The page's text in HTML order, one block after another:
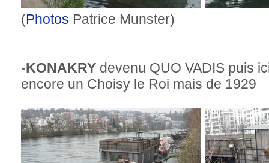
(Photos Patrice Munster)
-KONAKRY devenu QUO VADIS puis
encore un Choisy le Roi mais de 1929